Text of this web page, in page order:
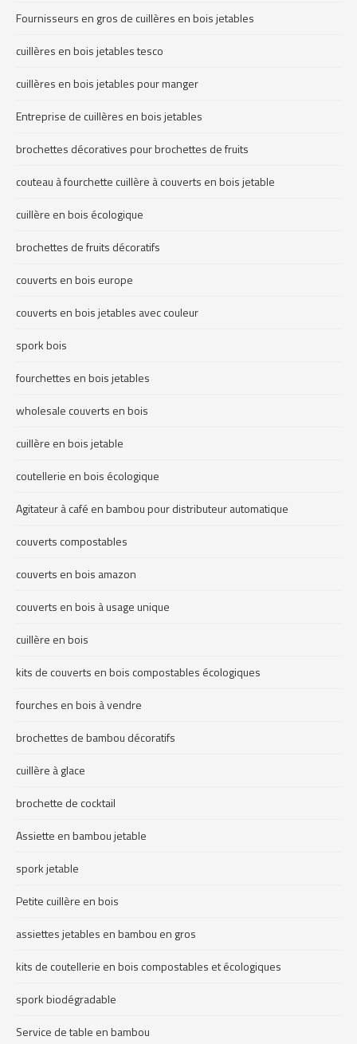
Fournisseurs en gros de cuillères en bois jetables
cuillères en bois jetables tesco
cuillères en bois jetables pour manger
Entreprise de cuillères en bois jetables
brochettes décoratives pour brochettes de fruits
couteau à fourchette cuillère à couverts en bois jetable
cuillère en bois écologique
brochettes de fruits décoratifs
couverts en bois europe
couverts en bois jetables avec couleur
spork bois
fourchettes en bois jetables
wholesale couverts en bois
cuillère en bois jetable
coutellerie en bois écologique
Agitateur à café en bambou pour distributeur automatique
couverts compostables
couverts en bois amazon
couverts en bois à usage unique
cuillère en bois
kits de couverts en bois compostables écologiques
fourches en bois à vendre
brochettes de bambou décoratifs
cuillère à glace
brochette de cocktail
Assiette en bambou jetable
spork jetable
Petite cuillère en bois
assiettes jetables en bambou en gros
kits de coutellerie en bois compostables et écologiques
spork biodégradable
Service de table en bambou